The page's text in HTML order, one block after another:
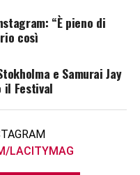
“È pieno di
così
e Samurai Jay
il Festival
LACITYMAG